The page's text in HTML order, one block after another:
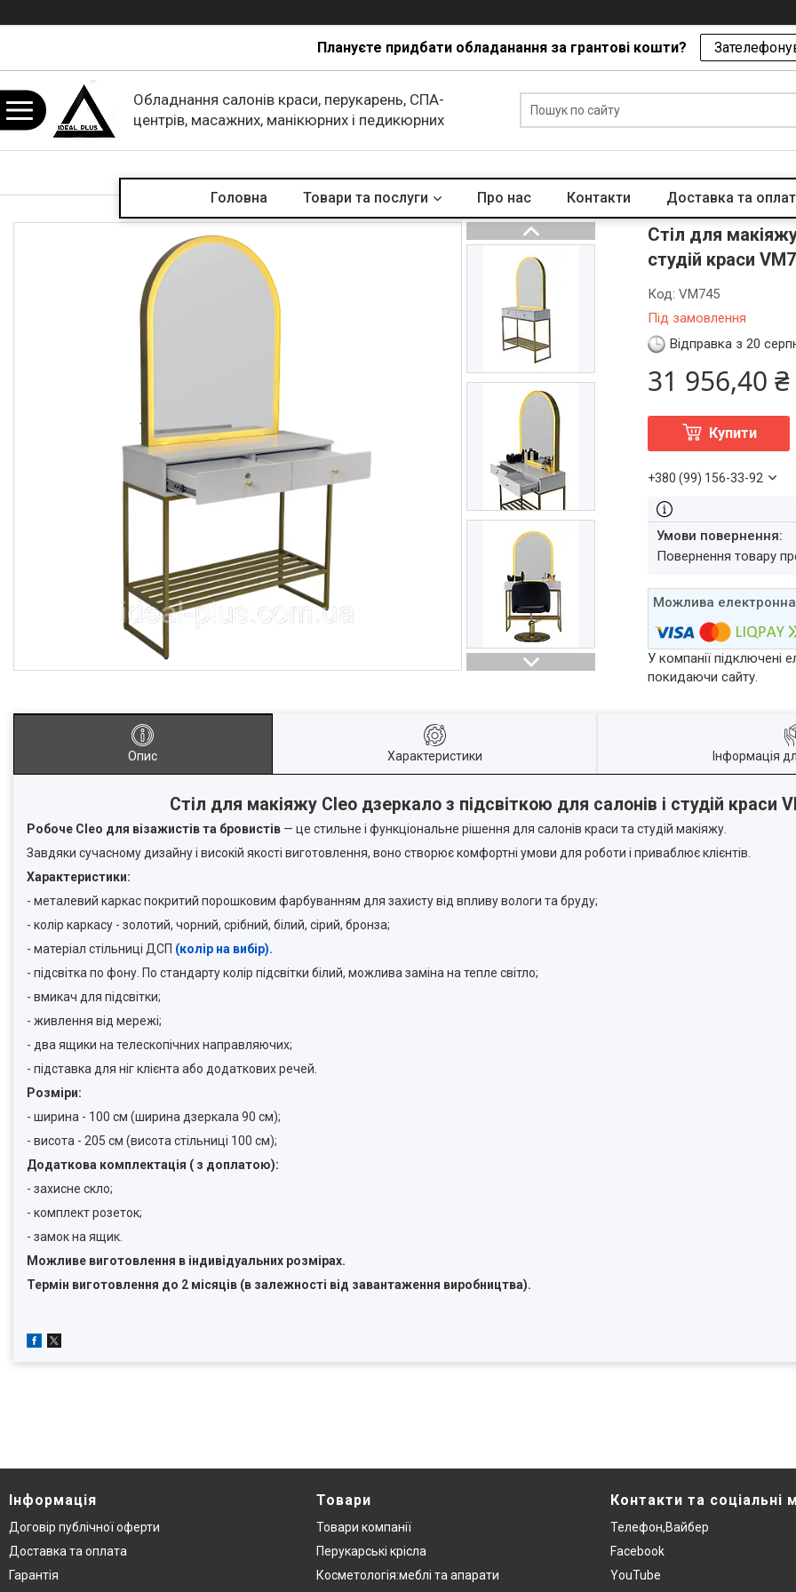
Плануєте придбати обладанання за грантові кошти?
Обладнання салонів краси, перукарень, СПА-
центрів, масажних, манікюрних і педикюрних
Головна Товари та послуги Про нас Контакти Доставка та
Стіл для
студій краси
Під замовлення
Код:VM745
Відправка з 20
31 956,40 ₴
Купити
+380 (99) 156-33-92
повернення товару
У компанії підключені
покидаючи сайту.
Опис Характеристики Інформація
Стіл для макіяжу Cleo дзеркало з підсвіткою для салонів і студій краси
Робоче Сleo для візажистів та бровистів — це стильне і функціональне рішення для салонів краси та студій макіяжу.
Завдяки сучасному дизайну і високій якості виготовлення, воно створює комфортні умови для роботи і приваблює клієнтів.
Характеристики:
- металевий каркас покритий порошковим фарбуванням для захисту від впливу вологи та бруду;
- колір каркасу - золотий, чорний, срібний, білий, сірий, бронза;
- матеріал стільниці ДСП (колір на вибір).
- підсвітка по фону. По стандарту колір підсвітки білий, можлива заміна на тепле світло;
- вмикач для підсвітки;
- живлення від мережі;
- два ящики на телескопічних направляючих;
- підставка для ніг клієнта або додаткових речей.
Розміри:
- ширина - 100 см (ширина дзеркала 90 см);
- висота - 205 см (висота стільниці 100 см);
Додаткова комплектація ( з доплатою):
- захисне скло;
- комплект розеток;
- замок на ящик.
Можливе виготовлення в індивідуальних розмірах.
Термін виготовлення до 2 місяців (в залежності від завантаження виробництва).
Інформація
Договір публічної оферти
Доставка та оплата
Гарантія
Товари
Товари компанії
Перукарські крісла
Косметологія:меблі та апарати
Контакти та соціальні
Телефон,Вайбер
Facebook
YouTube